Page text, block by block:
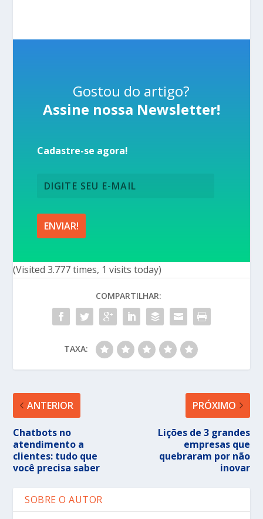
Gostou do artigo?
Assine nossa Newsletter!
Cadastre-se agora!
(Visited 3.777 times, 1 visits today)
COMPARTILHAR:
TAXA:
ANTERIOR
Chatbots no
atendimento a
clientes: tudo que
você precisa saber
PRÓXIMO
Lições de 3 grandes
empresas que
quebraram por não
inovar
SOBRE O AUTOR